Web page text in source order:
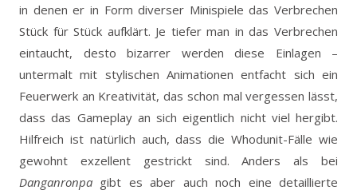
in denen er in Form diverser Minispiele das Verbrechen
Stück für Stück aufklärt. Je tiefer man in das Verbrechen
eintaucht, desto bizarrer werden diese Einlagen –
untermalt mit stylischen Animationen entfacht sich ein
Feuerwerk an Kreativität, das schon mal vergessen lässt,
dass das Gameplay an sich eigentlich nicht viel hergibt.
Hilfreich ist natürlich auch, dass die Whodunit-Fälle wie
gewohnt exzellent gestrickt sind. Anders als bei
Danganronpa gibt es aber auch noch eine detaillierte